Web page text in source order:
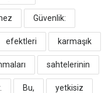
Güvenlik:
efektleri karmaşık
sahtelerinin
Bu, yetkisiz